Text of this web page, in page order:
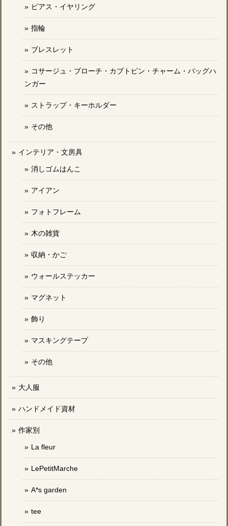
ピアス・イヤリング
指輪
ブレスレット
コサージュ・ブローチ・カブトピン・チャーム・バッグハ
ンガー
ストラップ・キーホルダー
その他
インテリア・文房具
消しゴムはんこ
アイアン
フォトフレーム
木の雑貨
収納・かご
ウォールステッカー
マグネット
飾り
マスキングテープ
その他
大人服
ハンドメイド資材
作家別
La fleur
LePetitMarche
A*s garden
tee